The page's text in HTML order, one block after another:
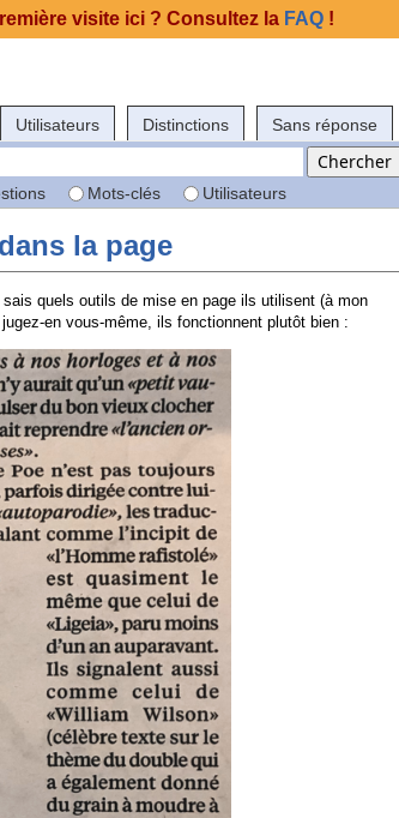
Utilisateurs Distinctions Sans réponse
Mots-clés Utilisateurs
la page
quels outils de mise en page ils utilisent (à mon
en vous-même, ils fonctionnent plutôt bien :
visite ici ? Consultez la FAQ !